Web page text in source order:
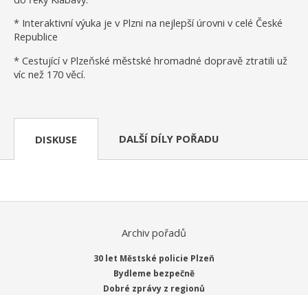
* Interaktivní výuka je v Plzni na nejlepší úrovni v celé České
Republice
* Cestující v Plzeňské městské hromadné dopravě ztratili už
víc než 170 věcí.
DISKUSE DALŠÍ DÍLY POŘADU
Archiv pořadů
30 let Městské policie Plzeň
Bydleme bezpečně
Dobré zprávy z regionů